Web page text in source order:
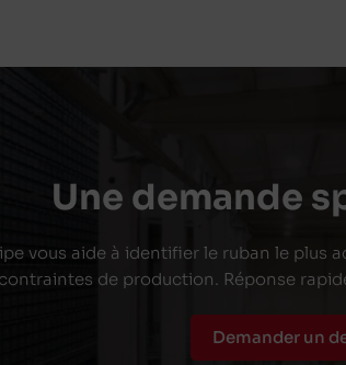
Une demande
vous aide à identifier le ruban le plus
de production. Réponse
Demander un